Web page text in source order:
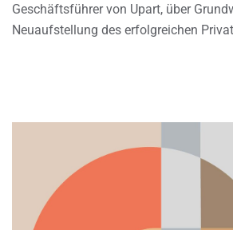
Geschäftsführer von Upart, über
Neuaufstellung des erfolgreichen